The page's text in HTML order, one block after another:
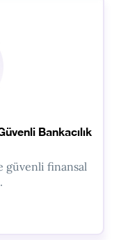
Bankacılık
güvenli finansal